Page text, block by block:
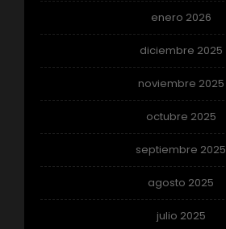
enero 2026
diciembre 2025
noviembre 2025
octubre 2025
septiembre 2025
agosto 2025
julio 2025